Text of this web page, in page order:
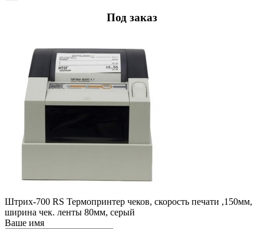
Под заказ
Штрих-700 RS Термопринтер чеков, скорость печати ,150мм,
ширина чек. ленты 80мм, серый
Ваше имя